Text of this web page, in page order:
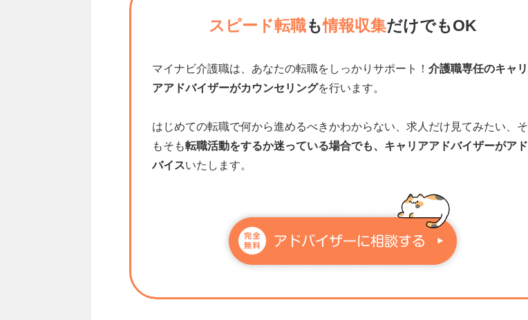
スピード転職も情報収集だけでもOK
マイナビ介護職は、あなたの転職をしっかりサポート！ 介護職専任のキャリ
アアドバイザーがカウンセリングを行います。
はじめての転職で何から進めるべきかわからない、求人だけ見てみたい、そ
もそも転職活動をするか迷っている場合でも、キャリアアドバイザーがアド
バイスいたします。